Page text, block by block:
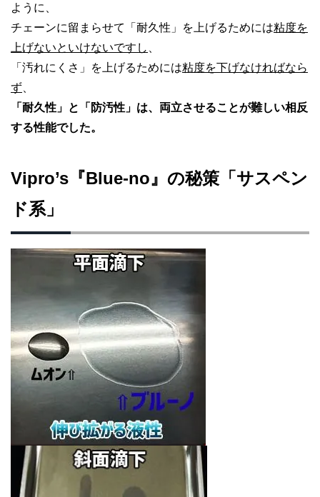
ように、
チェーンに留まらせて「耐久性」を上げるためには粘度を
上げないといけないですし
「汚れにくさ」を上げるためには粘度を下げなければなら
ず
「耐久性」と「防汚性」は、両立させることが難しい相反
する性能でした。
Vipro’s『Blue-no』の秘策「サスペン
ド系」